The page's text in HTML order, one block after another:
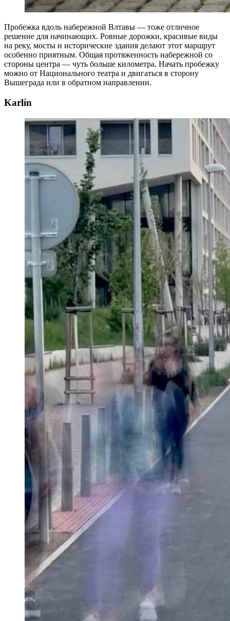
Пробежка вдоль набережной Влтавы — тоже отличное
решение для начинающих. Ровные дорожки, красивые виды
на реку, мосты и исторические здания делают этот маршрут
особенно приятным. Общая протяженность набережной со
стороны центра — чуть больше километра. Начать пробежку
можно от Национального театра и двигаться в сторону
Вышеграда или в обратном направлении.
Karlín